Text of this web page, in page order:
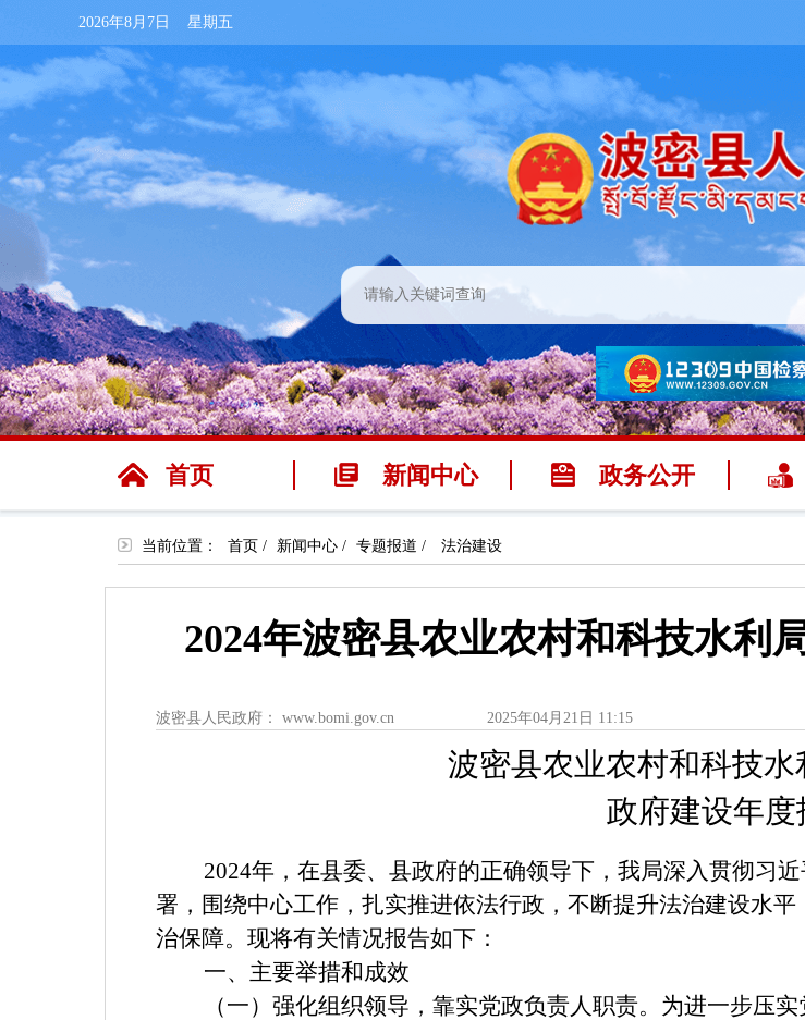
2026年8月7日 星期五
首页 新闻中心 政务公开
当前位置： 首页 / 新闻中心/ 专题报道 / 法治建设
2024年波密县农业农村和科技水利
波密县人民政府： www.bomi.gov.cn 2025年04月21日 11:15
波密县农业农村和科技水
政府建设年度
2024年，在县委、县政府的正确领导下，我局深入贯彻习
署，围绕中心工作，扎实推进依法行政，不断提升法治建设水平
治保障。现将有关情况报告如下：
一、主要举措和成效
（一）强化组织领导，靠实党政负责人职责。 为进一步压